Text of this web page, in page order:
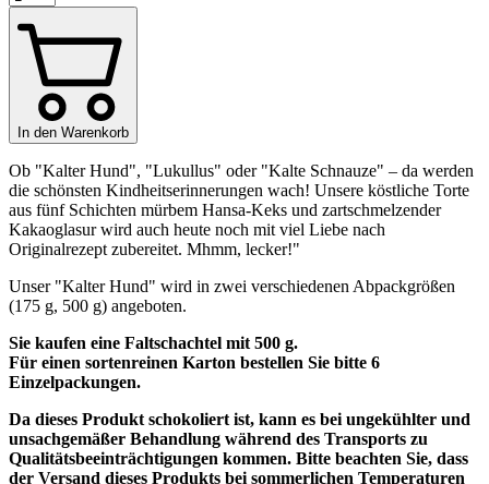
In den Warenkorb
Ob "Kalter Hund", "Lukullus" oder "Kalte Schnauze" – da werden
die schönsten Kindheitserinnerungen wach! Unsere köstliche Torte
aus fünf Schichten mürbem Hansa-Keks und zartschmelzender
Kakaoglasur wird auch heute noch mit viel Liebe nach
Originalrezept zubereitet. Mhmm, lecker!"
Unser "Kalter Hund" wird in zwei verschiedenen Abpackgrößen
(175 g, 500 g) angeboten.
Sie kaufen eine Faltschachtel mit 500 g.
Für einen sortenreinen Karton bestellen Sie bitte 6
Einzelpackungen.
Da dieses Produkt schokoliert ist, kann es bei ungekühlter und
unsachgemäßer Behandlung während des Transports zu
Qualitätsbeeinträchtigungen kommen. Bitte beachten Sie, dass
der Versand dieses Produkts bei sommerlichen Temperaturen